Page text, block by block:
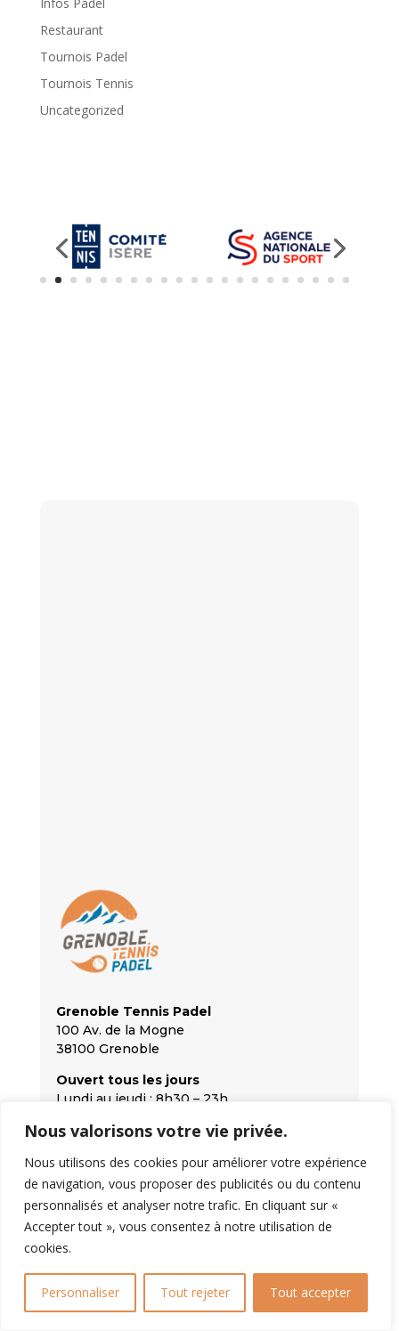
Nous valorisons votre vie privée.
Nous utilisons des cookies pour améliorer votre expérience
de navigation, vous proposer des publicités ou du contenu
personnalisés et analyser notre trafic. En cliquant sur «
Accepter tout », vous consentez à notre utilisation de
cookies.
Personnaliser Tout rejeter Tout accepter
Restaurant
Tournois Padel
Tournois Tennis
Uncategorized
Grenoble Tennis Padel
100 Av. de la Mogne
38100 Grenoble
Ouvert tous les jours
Lundi au jeudi : 8h30 – 23h
Week-end et jours fériés : 8h30 – 20h30